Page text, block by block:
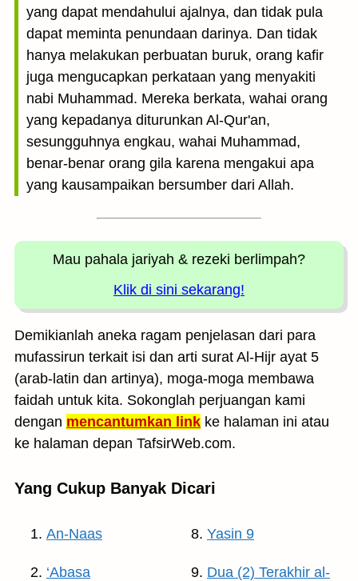
yang dapat mendahului ajalnya, dan tidak pula
dapat meminta penundaan darinya. Dan tidak
hanya melakukan perbuatan buruk, orang kafir
juga mengucapkan perkataan yang menyakiti
nabi Muhammad. Mereka berkata, wahai orang
yang kepadanya diturunkan Al-Qur'an,
sesungguhnya engkau, wahai Muhammad,
benar-benar orang gila karena mengakui apa
yang kausampaikan bersumber dari Allah.
Mau pahala jariyah & rezeki berlimpah?
Klik di sini sekarang!
Demikianlah aneka ragam penjelasan dari para
mufassirun terkait isi dan arti surat Al-Hijr ayat 5
(arab-latin dan artinya), moga-moga membawa
faidah untuk kita. Sokonglah perjuangan kami
dengan mencantumkan link ke halaman ini atau
ke halaman depan TafsirWeb.com.
Yang Cukup Banyak Dicari
An-Naas
‘Abasa
Yasin 9
Dua (2) Terakhir al-